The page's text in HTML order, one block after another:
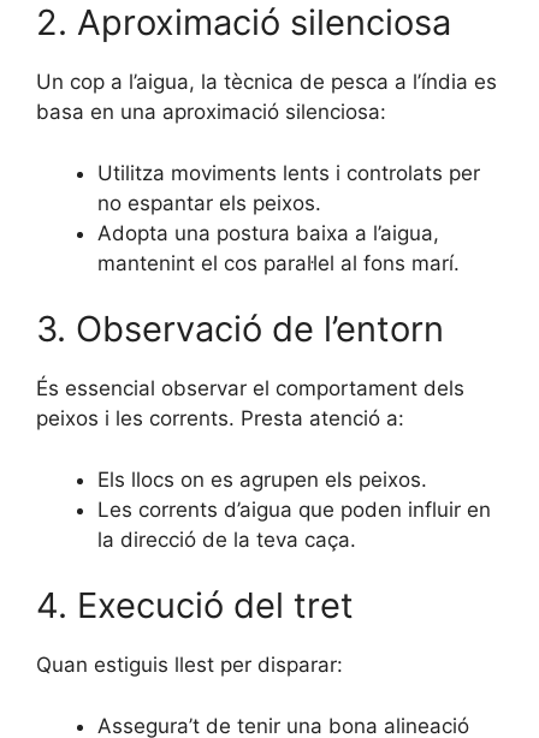
2. Aproximació silenciosa
Un cop a l’aigua, la tècnica de pesca a l’índia es
basa en una aproximació silenciosa:
Utilitza moviments lents i controlats per
no espantar els peixos.
Adopta una postura baixa a l’aigua,
mantenint el cos paral·lel al fons marí.
3. Observació de l’entorn
És essencial observar el comportament dels
peixos i les corrents. Presta atenció a:
Els llocs on es agrupen els peixos.
Les corrents d’aigua que poden influir en
la direcció de la teva caça.
4. Execució del tret
Quan estiguis llest per disparar:
Assegura’t de tenir una bona alineació